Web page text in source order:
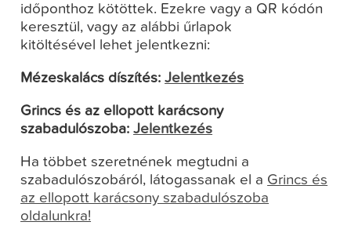
időponthoz kötöttek. Ezekre vagy a QR kódón
keresztül, vagy az alábbi űrlapok
kitöltésével lehet jelentkezni:
Mézeskalács díszítés:Jelentkezés
Grincs és az ellopott karácsony
szabadulószoba:Jelentkezés
Ha többet szeretnének megtudni a
szabadulószobáról, látogassanak el a Grincs és
az ellopott karácsony szabadulószoba
oldalunkra!